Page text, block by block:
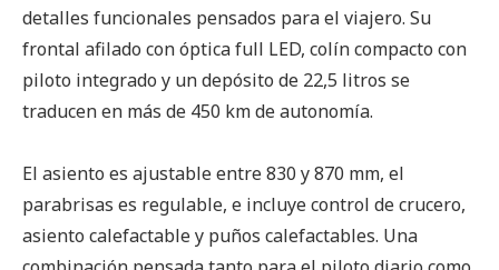
detalles funcionales pensados para el viajero. Su
frontal afilado con óptica full LED, colín compacto con
piloto integrado y un depósito de 22,5 litros se
traducen en más de 450 km de autonomía.
El asiento es ajustable entre 830 y 870 mm, el
parabrisas es regulable, e incluye control de crucero,
asiento calefactable y puños calefactables. Una